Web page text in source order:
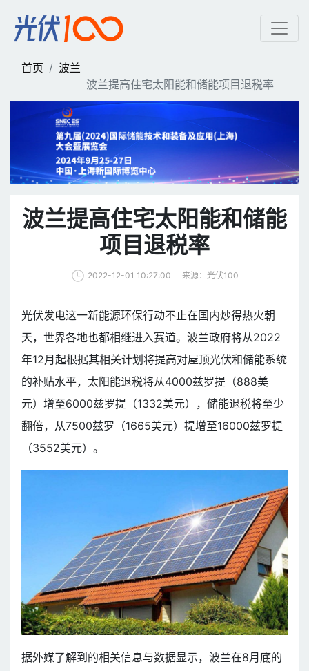
波兰提高住宅太阳能和
首页
波兰
波兰提高住宅太阳能和储能项目退税率
波兰提高住宅太阳能和储能
项目退税率
2022-12-01 10:27:00 来源：光伏100
光伏发电这一新能源环保行动不止在国内炒得热火朝
天，世界各地也都相继进入赛道。波兰政府将从2022
年12月起根据其相关计划将提高对屋顶光伏和储能系统
的补贴水平，太阳能退税将从4000兹罗提（888美
元）增至6000兹罗提（1332美元），储能退税将至少
翻倍，从7500兹罗（1665美元）提增至16000兹罗提
（3552美元）。
据外媒了解到的相关信息与数据显示，波兰在8月底的